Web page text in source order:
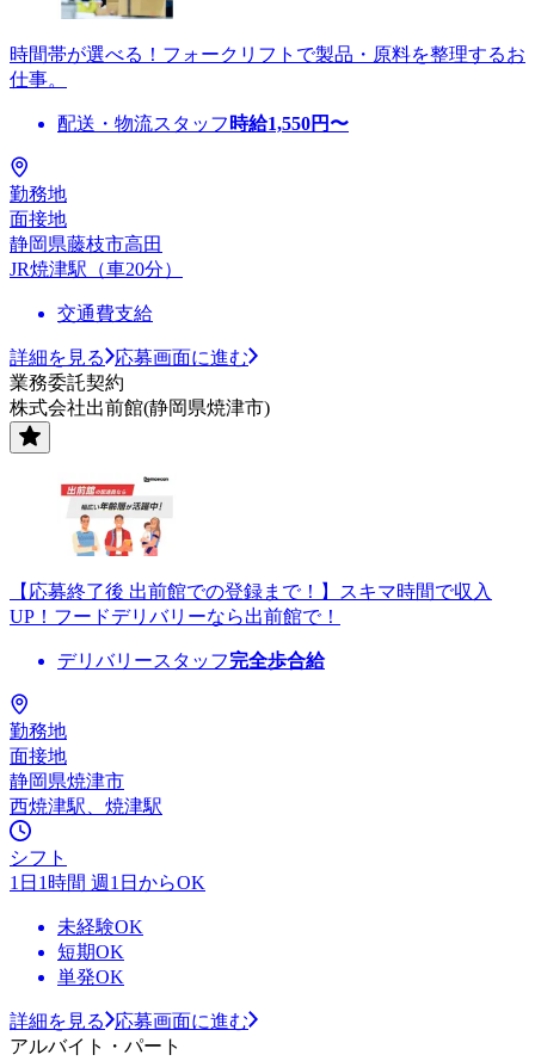
時間帯が選べる！フォークリフトで製品・原料を整理するお
仕事。
配送・物流スタッフ 時給1,550円〜
勤務地
面接地
静岡県藤枝市高田
JR焼津駅（車20分）
交通費支給
詳細を見る
応募画面に進む
業務委託契約
株式会社出前館(静岡県焼津市)
【応募終了後 出前館での登録まで！】スキマ時間で収入
UP！フードデリバリーなら出前館で！
デリバリースタッフ完全歩合給
勤務地
面接地
静岡県焼津市
西焼津駅、焼津駅
シフト
1日1時間 週1日からOK
未経験OK
短期OK
単発OK
詳細を見る
応募画面に進む
アルバイト・パート